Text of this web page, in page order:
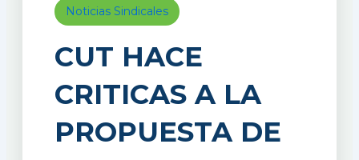
Noticias Sindicales
CUT HACE
CRITICAS A LA
PROPUESTA DE